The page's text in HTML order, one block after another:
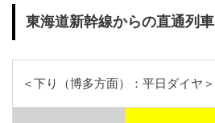
東海道新幹線からの直通列車
＜下り（博多方面）：平日ダイヤ＞